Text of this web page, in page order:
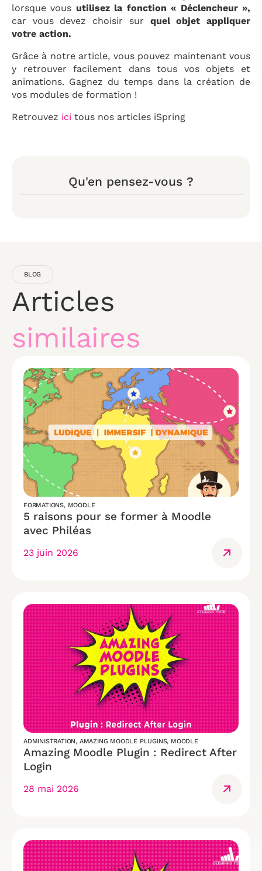
lorsque vous utilisez la fonction « Déclencheur »,
car vous devez choisir sur quel objet appliquer
votre action.
Grâce à notre article, vous pouvez maintenant vous
y retrouver facilement dans tous vos objets et
animations. Gagnez du temps dans la création de
vos modules de formation !
Retrouvez ici tous nos articles iSpring
Qu'en pensez-vous ?
BLOG
Articles
similaires
FORMATIONS, MOODLE
5 raisons pour se former à Moodle
avec Philéas
23 juin 2026
ADMINISTRATION, AMAZING MOODLE PLUGINS, MOODLE
Amazing Moodle Plugin : Redirect After
Login
28 mai 2026